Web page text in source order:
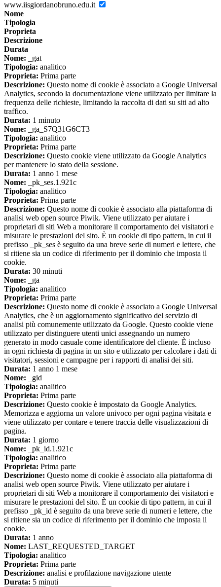
www.iisgiordanobruno.edu.it
Nome
Tipologia
Proprieta
Descrizione
Durata
Nome: _gat
Tipologia: analitico
Proprieta: Prima parte
Descrizione: Questo nome di cookie è associato a Google Universal
Analytics, secondo la documentazione viene utilizzato per limitare la
frequenza delle richieste, limitando la raccolta di dati su siti ad alto
traffico.
Durata: 1 minuto
Nome: _ga_S7Q31G6CT3
Tipologia: analitico
Proprieta: Prima parte
Descrizione: Questo cookie viene utilizzato da Google Analytics
per mantenere lo stato della sessione.
Durata: 1 anno 1 mese
Nome: _pk_ses.1.921c
Tipologia: analitico
Proprieta: Prima parte
Descrizione: Questo nome di cookie è associato alla piattaforma di
analisi web open source Piwik. Viene utilizzato per aiutare i
proprietari di siti Web a monitorare il comportamento dei visitatori e
misurare le prestazioni del sito. È un cookie di tipo pattern, in cui il
prefisso _pk_ses è seguito da una breve serie di numeri e lettere, che
si ritiene sia un codice di riferimento per il dominio che imposta il
cookie.
Durata: 30 minuti
Nome: _ga
Tipologia: analitico
Proprieta: Prima parte
Descrizione: Questo nome di cookie è associato a Google Universal
Analytics, che è un aggiornamento significativo del servizio di
analisi più comunemente utilizzato da Google. Questo cookie viene
utilizzato per distinguere utenti unici assegnando un numero
generato in modo casuale come identificatore del cliente. È incluso
in ogni richiesta di pagina in un sito e utilizzato per calcolare i dati di
visitatori, sessioni e campagne per i rapporti di analisi dei siti.
Durata: 1 anno 1 mese
Nome: _gid
Tipologia: analitico
Proprieta: Prima parte
Descrizione: Questo cookie è impostato da Google Analytics.
Memorizza e aggiorna un valore univoco per ogni pagina visitata e
viene utilizzato per contare e tenere traccia delle visualizzazioni di
pagina.
Durata: 1 giorno
Nome: _pk_id.1.921c
Tipologia: analitico
Proprieta: Prima parte
Descrizione: Questo nome di cookie è associato alla piattaforma di
analisi web open source Piwik. Viene utilizzato per aiutare i
proprietari di siti Web a monitorare il comportamento dei visitatori e
misurare le prestazioni del sito. È un cookie di tipo pattern, in cui il
prefisso _pk_id è seguito da una breve serie di numeri e lettere, che
si ritiene sia un codice di riferimento per il dominio che imposta il
cookie.
Durata: 1 anno
Nome: LAST_REQUESTED_TARGET
Tipologia: analitico
Proprieta: Prima parte
Descrizione: analisi e profilazione navigazione utente
Durata: 5 minuti